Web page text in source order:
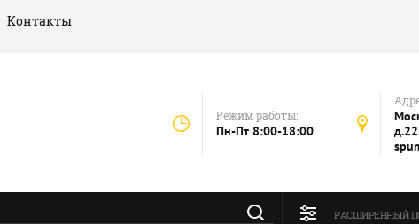
Контакты
Режим работы:
Пн-Пт 8:00-18:00
РАСШИРЕННЫЙ